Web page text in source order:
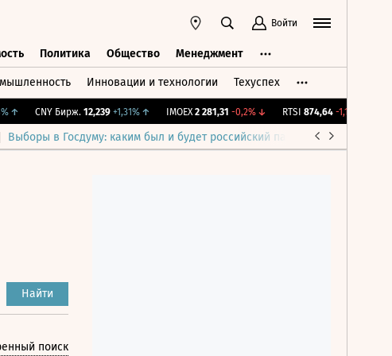
Войти
Политика Общество Менеджмент
Инновации и технологии Техуспех
CNY Бирж. 12,239 +1,31%↑ IMOEX 2 281,31 -0,2%↓ RTSI 874,64 -1,12%
Выборы в Госдуму: каким был и будет российский парламент
Найти
поиск